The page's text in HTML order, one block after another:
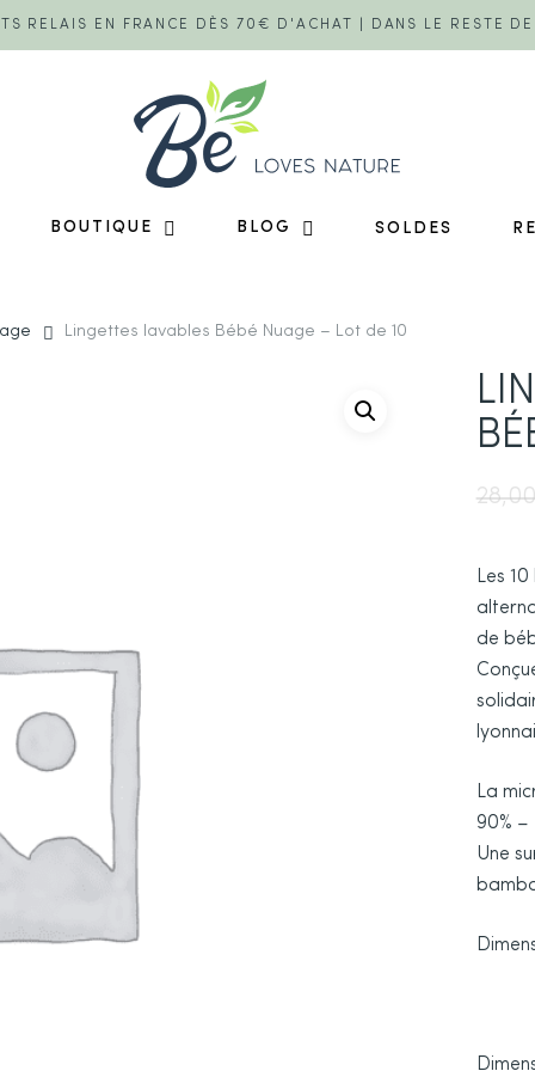
RELAIS EN FRANCE DÈS 70€ D'ACHAT | DANS LE RESTE
BOUTIQUE BLOG SOLDES
Lingettes lavables Bébé Nuage – Lot de 10
28,00
Les
de
La
90%
Une